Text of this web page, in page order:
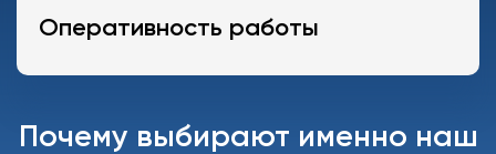
Оперативность работы
Почему выбирают именно наш